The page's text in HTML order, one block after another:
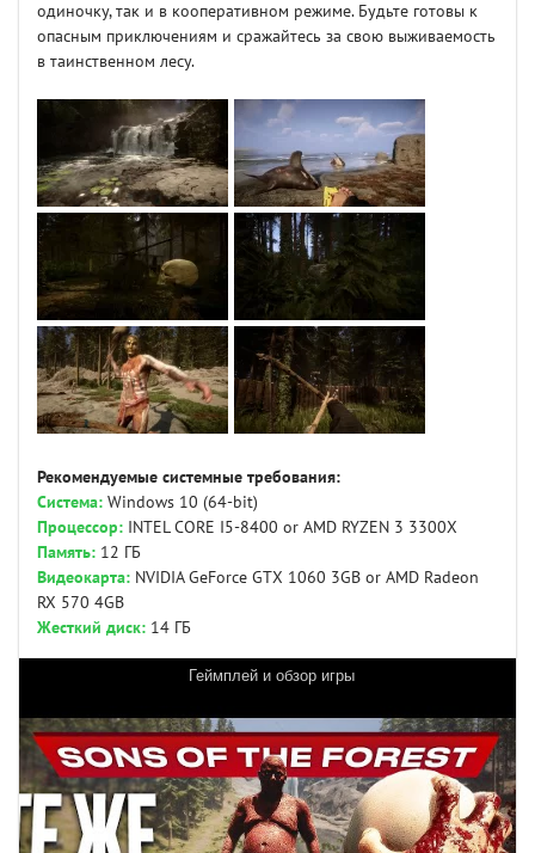
одиночку, так и в кооперативном режиме. Будьте готовы к
опасным приключениям и сражайтесь за свою выживаемость
в таинственном лесу.
Рекомендуемые системные требования:
Система: Windows 10 (64-bit)
Процессор: INTEL CORE I5-8400 or AMD RYZEN 3 3300X
Память: 12 ГБ
Видеокарта: NVIDIA GeForce GTX 1060 3GB or AMD Radeon
RX 570 4GB
Жесткий диск: 14 ГБ
Геймплей и обзор игры